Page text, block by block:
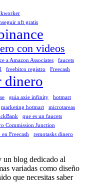
nft gratis
con videos
a Amazon Associates
faucets
freebitco registro Freecash
dinero
guia axie infinity
hotmart
marketing hotmart
microtareas
que es un faucets
Commission Junction
Freecash
remotasks dinero
blog dedicado al
variadas como diseño
que necesitas saber